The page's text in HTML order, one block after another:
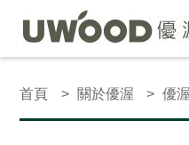
首頁 關於優渥 優